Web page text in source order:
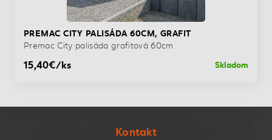
PREMAC CITY PALISÁDA 60CM, GRAFIT
Premac City palisáda grafitová 60cm
15,40€/ks Skladom
Kontakt